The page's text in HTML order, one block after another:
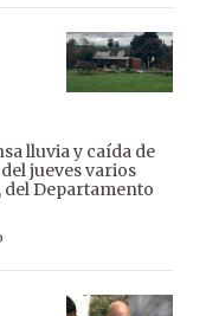
lluvia y caída de
jueves varios
, del Departamento